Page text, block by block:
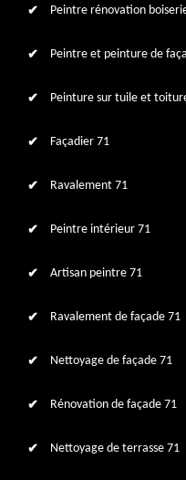
Peintre rénovation
Peintre et peinture de
Peinture sur tuile et
Façadier 71
Ravalement 71
Peintre intérieur 71
Artisan peintre 71
Ravalement de façade 71
Nettoyage de façade 71
Rénovation de façade 71
Nettoyage de terrasse 71